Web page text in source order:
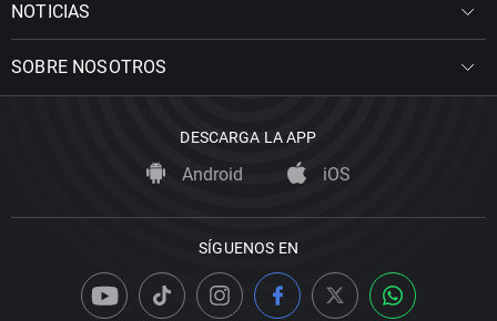
NOTICIAS
SOBRE NOSOTROS
DESCARGA LA APP
Android iOS
SÍGUENOS EN